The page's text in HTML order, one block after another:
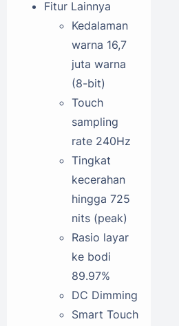
Fitur Lainnya
Kedalaman
warna 16,7
juta warna
(8-bit)
Touch
sampling
rate 240Hz
Tingkat
kecerahan
hingga 725
nits (peak)
Rasio layar
ke bodi
89.97%
DC Dimming
Smart Touch